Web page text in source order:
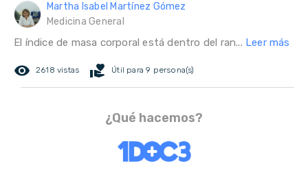
Martha Isabel Martínez Gómez
Medicina General
El índice de masa corporal está dentro del ran... Leer más
remove_red_eye 2618 vistas volunteer_activism Útil para 9 persona(s)
¿Qué hacemos?